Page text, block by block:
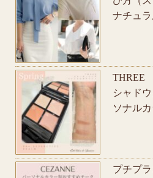
ナチュ
THREE
シャド
ソナル
プチプ